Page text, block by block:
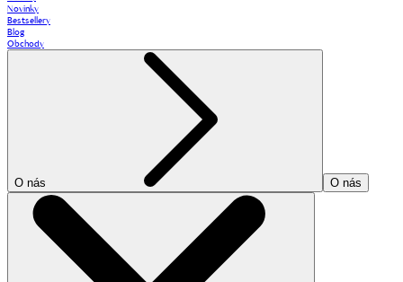
Novinky
Bestsellery
Blog
Obchody
O nás O nás